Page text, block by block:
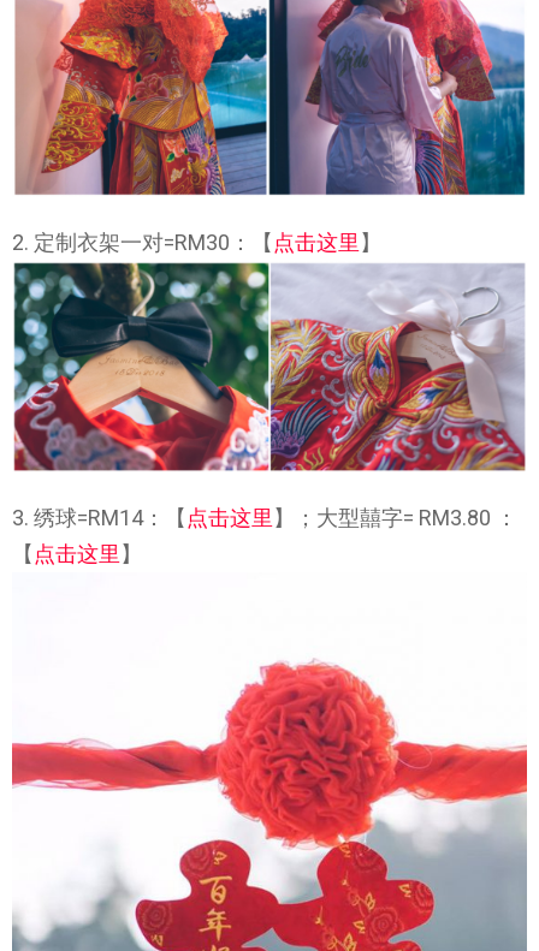
2. 定制衣架一对=RM30：【 点击这里 】
3. 绣球=RM14：【点击这里】；大型囍字= RM3.80 ：
【点击这里】